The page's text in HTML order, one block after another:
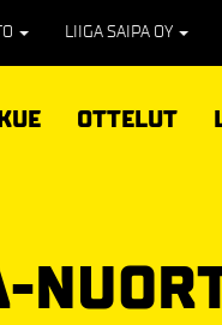
LIIGA SAIPA OY
OTTELUT